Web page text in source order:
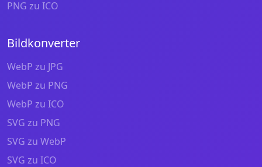
PNG zu ICO
Bildkonverter
WebP zu JPG
WebP zu PNG
WebP zu ICO
SVG zu PNG
SVG zu WebP
SVG zu ICO